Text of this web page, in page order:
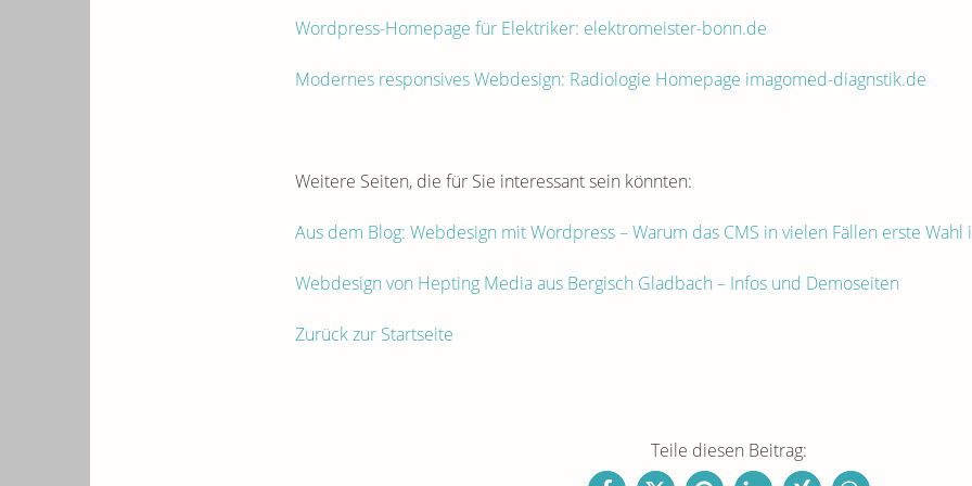
Wordpress-Homepage für Elektriker: elektromeister-bonn.de
Modernes responsives Webdesign: Radiologie Homepage imagomed-diagnstik.de
Weitere Seiten, die für Sie interessant sein könnten:
Aus dem Blog: Webdesign mit Wordpress – Warum das CMS in vielen Fällen erste Wahl
Webdesign von Hepting Media aus Bergisch Gladbach – Infos und Demoseiten
Zurück zur Startseite
Teile diesen Beitrag: